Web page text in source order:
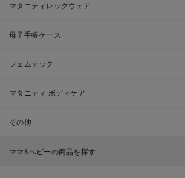
マタニティレッグウェア
母子手帳ケース
フェムテック
マタニティ ボディケア
その他
ママ&ベビーの商品を探す